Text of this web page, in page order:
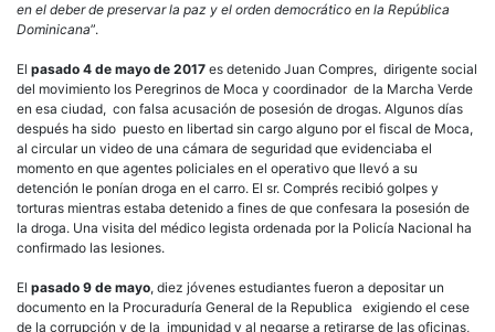
en el deber de preservar la paz y el orden democrático en la República
Dominicana”.
El pasado 4 de mayo de 2017 es detenido Juan Compres, dirigente social
del movimiento los Peregrinos de Moca y coordinador de la Marcha Verde
en esa ciudad, con falsa acusación de posesión de drogas. Algunos días
después ha sido puesto en libertad sin cargo alguno por el fiscal de Moca,
al circular un video de una cámara de seguridad que evidenciaba el
momento en que agentes policiales en el operativo que llevó a su
detención le ponían droga en el carro. El sr. Comprés recibió golpes y
torturas mientras estaba detenido a fines de que confesara la posesión de
la droga. Una visita del médico legista ordenada por la Policía Nacional ha
confirmado las lesiones.
El pasado 9 de mayo, diez jóvenes estudiantes fueron a depositar un
documento en la Procuraduría General de la Republica exigiendo el cese
de la corrupción y de la impunidad y al negarse a retirarse de las oficinas,